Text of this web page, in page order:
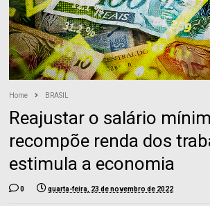
Home BRASIL
Reajustar o salário
recompõe renda dos
estimula a economia
0 quarta-feira, 23 de novembro de 2022